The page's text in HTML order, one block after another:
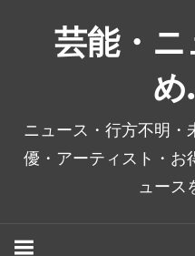
芸能・ニ
ニュース・行方不明・
優・アーティスト・お
ュース